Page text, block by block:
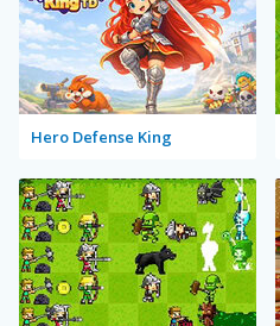
Hero Defense King